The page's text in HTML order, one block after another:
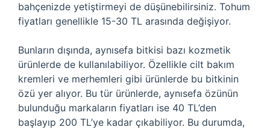
bahçenizde yetiştirmeyi de düşünebilirsiniz. Tohum
fiyatları genellikle 15-30 TL arasında değişiyor.
Bunların dışında, aynısefa bitkisi bazı kozmetik
ürünlerde de kullanılabiliyor. Özellikle cilt bakım
kremleri ve merhemleri gibi ürünlerde bu bitkinin
özü yer alıyor. Bu tür ürünlerde, aynısefa özünün
bulunduğu markaların fiyatları ise 40 TL’den
başlayıp 200 TL’ye kadar çıkabiliyor. Bu durumda,